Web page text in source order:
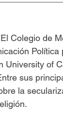
Colegio de
Política
University of
sus
la